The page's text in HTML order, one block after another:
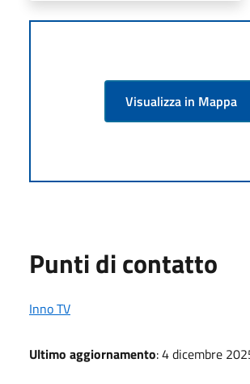
Visualizza in Mappa
Punti di contatto
Inno TV
Ultimo aggiornamento: 4 dicembre